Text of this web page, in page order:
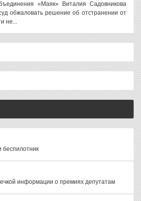
«Маяк» Виталия Садовникова
обжаловать решение об отстранении от
не...
беспилотник
информации о премиях депутатам